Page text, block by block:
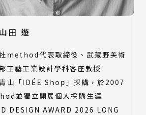
田 遊
method代表取締役、武藏野美術
工藝工業設計學科客座教授
山「IDÉE Shop」採購，於2007
並獨立開展個人採購生涯
DESIGN AWARD 2026 LONG